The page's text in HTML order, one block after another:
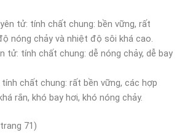
tử: tính chất chung: bền vững, rất
nóng chảy và nhiệt độ sôi khá cao.
tử: tính chất chung: dễ nóng chảy, dễ bay
chất chung: rất bền vững, các hợp
rắn, khó bay hơi, khó nóng chảy.
71)